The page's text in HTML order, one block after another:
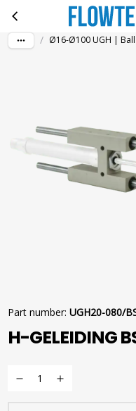
Skip to main content
H-
/ Ø16-Ø100 UGH |
Part number: UGH20-080/
H-GELEIDING